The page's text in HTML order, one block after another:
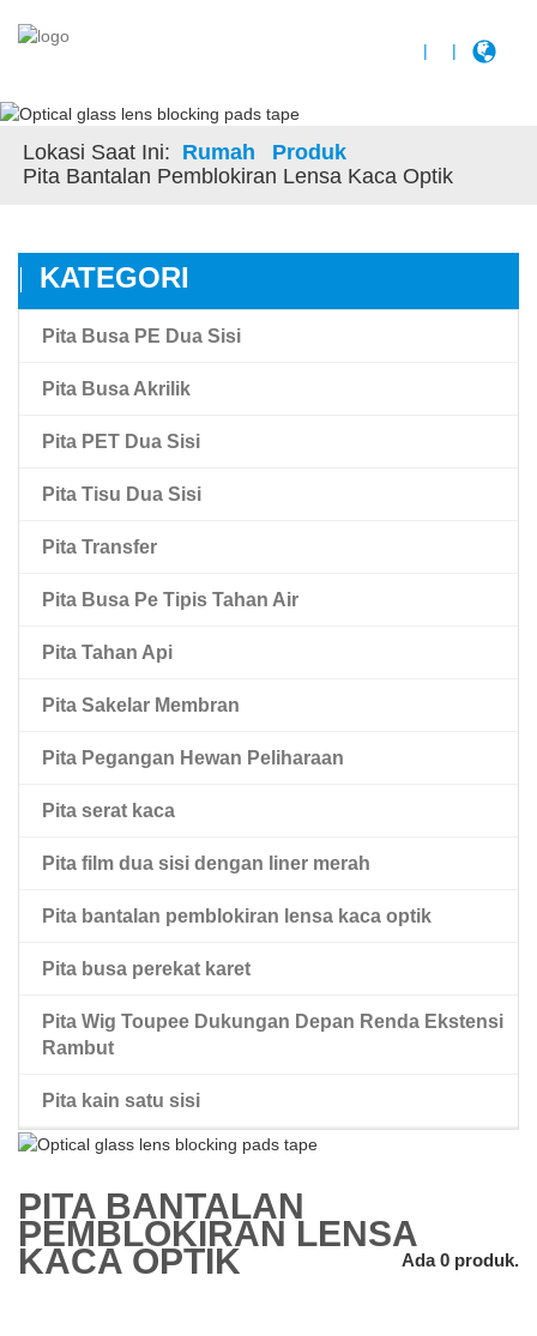
| |
Lokasi Saat Ini: Rumah
Produk
Pita Bantalan Pemblokiran Lensa Kaca Optik
KATEGORI
Pita Busa PE Dua Sisi
Pita Busa Akrilik
Pita Busa Akrilik
Amk Pita Busa Akrilik Ikatan Tinggi
Pita PET Dua Sisi
Pita Film Hewan Peliharaan Transparan Dua Sisi
Pita Hewan Peliharaan Hitam Dua Sisi
Pita Hewan Peliharaan Dua Sisi Dengan Liner Pel
Pita Tisu Dua Sisi
Pita Transfer
Pita Busa Pe Tipis Tahan Air
Pita Tahan Api
Pita Sakelar Membran
Pita Pegangan Hewan Peliharaan
Pita serat kaca
Pita film dua sisi dengan liner merah
Pita bantalan pemblokiran lensa kaca optik
Pita busa perekat karet
Pita Wig Toupee Dukungan Depan Renda Ekstensi
Rambut
pita wig dua sisi
Pita kain satu sisi
PITA BANTALAN
PEMBLOKIRAN LENSA
KACA OPTIK Ada 0 produk.